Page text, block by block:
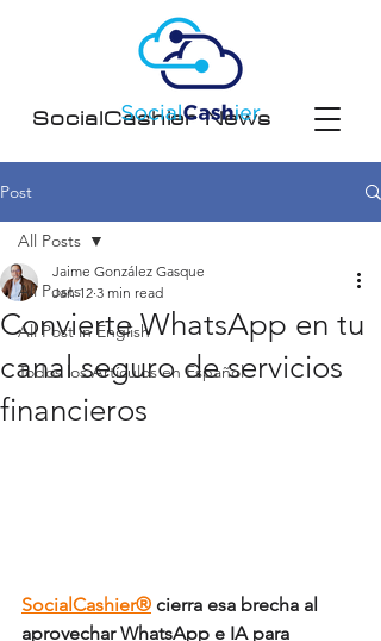
SocialCashier News
Post
All Posts
All Post in English
Todos los Artículos en Español
All Posts
Convierte WhatsApp en tu
canal seguro de servicios
financieros
Jaime González Gasque
Jan 12 3 min read
SocialCashier® cierra esa brecha al
aprovechar WhatsApp e IA para